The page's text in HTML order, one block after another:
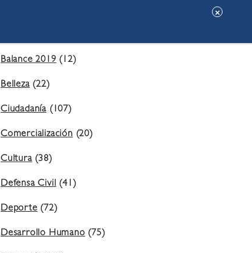
Balance 2019(12)
Belleza(22)
Ciudadanía (107)
Comercialización(20)
Cultura(38)
Defensa Civil(41)
Deporte(72)
Desarrollo Humano(75)